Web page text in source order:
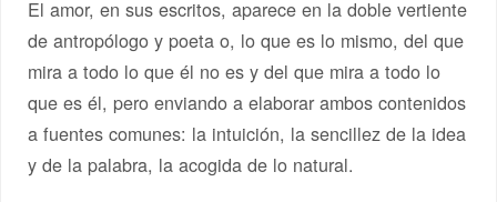
El amor, en sus escritos, aparece en la doble vertiente
de antropólogo y poeta o, lo que es lo mismo, del que
mira a todo lo que él no es y del que mira a todo lo
que es él, pero enviando a elaborar ambos contenidos
a fuentes comunes: la intuición, la sencillez de la idea
y de la palabra, la acogida de lo natural.